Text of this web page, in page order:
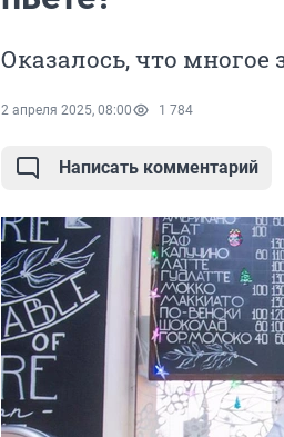
Оказалось, что многое
2 апреля 2025, 08:00 1 784
Написать комментарий